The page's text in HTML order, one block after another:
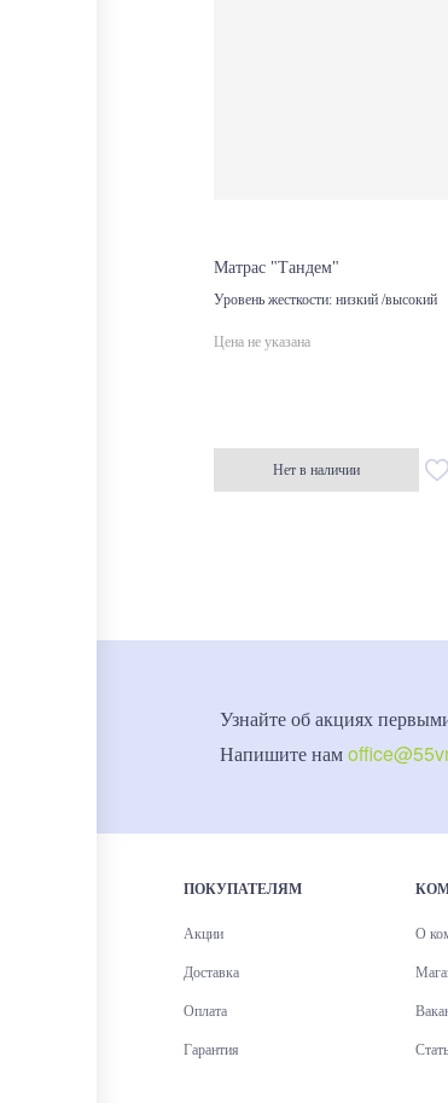
Матрас "Тандем"
Уровень жесткости: низкий /высокий
Цена не указана
Нет в наличии
Узнайте об акциях
Напишите нам
ПОКУПАТЕЛЯМ
Акции
Доставка
Оплата
Гарантия
О